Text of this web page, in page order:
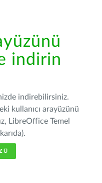
indirin
indirebilirsiniz.
kullanıcı arayüzünü
LibreOffice Temel